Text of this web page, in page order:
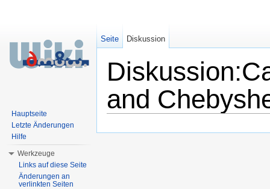
and
Seite Diskussion
Hauptseite
Letzte Änderungen
Hilfe
Werkzeuge
Links auf diese Seite
Änderungen an
verlinkten Seiten